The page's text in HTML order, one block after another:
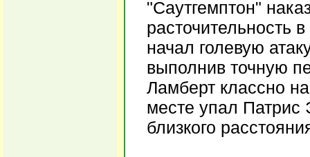
"Саутгемптон"
расточительность
начал голевую
выполнив точную
Ламберт классно
месте упал
близкого